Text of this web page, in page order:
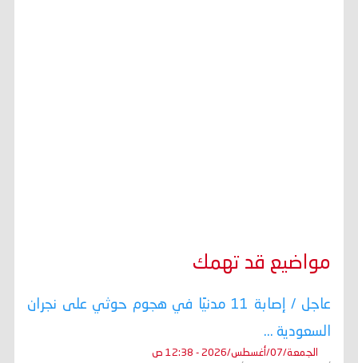
مواضيع قد تهمك
عاجل / إصابة 11 مدنيًا في هجوم حوثي على نجران
السعودية ...
الجمعة/07/أغسطس/2026 - 12:38 ص